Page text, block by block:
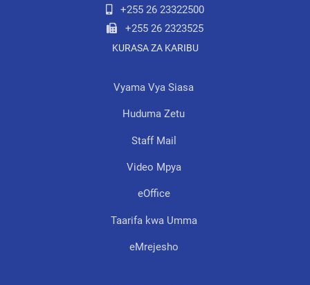
+255 26 23322500
+255 26 2323525
KURASA ZA KARIBU
Vyama Vya Siasa
Huduma Zetu
Staff Mail
Video Mpya
eOffice
Taarifa kwa Umma
eMrejesho